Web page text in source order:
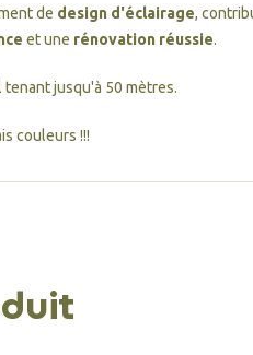
de design d'éclairage,
et une rénovation réussie.
jusqu'à 50 mètres.
couleurs !!!